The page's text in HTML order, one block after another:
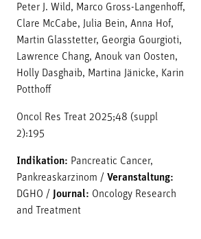
Peter J. Wild, Marco Gross-Langenhoff,
Clare McCabe, Julia Bein, Anna Hof,
Martin Glasstetter, Georgia Gourgioti,
Lawrence Chang, Anouk van Oosten,
Holly Dasghaib, Martina Jänicke, Karin
Potthoff
Oncol Res Treat 2025;48 (suppl
2):195
Indikation: Pancreatic Cancer,
Pankreaskarzinom / Veranstaltung:
DGHO / Journal: Oncology Research
and Treatment